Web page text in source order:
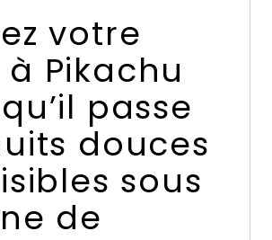
votre
Pikachu
passe
douces
sous
de